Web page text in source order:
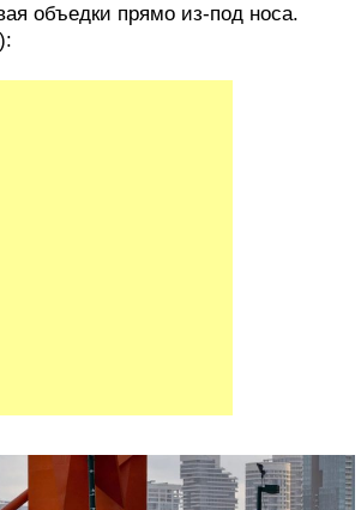
объедки прямо из-под носа.